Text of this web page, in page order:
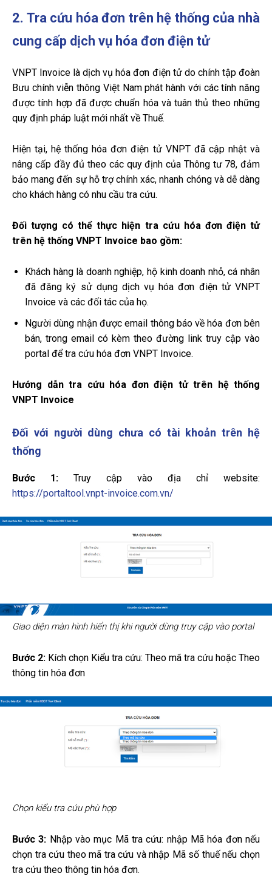
2. Tra cứu hóa đơn trên hệ thống của nhà
cung cấp dịch vụ hóa đơn điện tử
VNPT Invoice là dịch vụ hóa đơn điện tử do chính tập đoàn
Bưu chính viễn thông Việt Nam phát hành với các tính năng
được tính hợp đã được chuẩn hóa và tuân thủ theo những
quy định pháp luật mới nhất về Thuế.
Hiện tại, hệ thống hóa đơn điện tử VNPT đã cập nhật và
nâng cấp đầy đủ theo các quy định của Thông tư 78, đảm
bảo mang đến sự hỗ trợ chính xác, nhanh chóng và dễ dàng
cho khách hàng có nhu cầu tra cứu.
Đối tượng có thể thực hiện tra cứu hóa đơn điện tử
trên hệ thống VNPT Invoice bao gồm:
Khách hàng là doanh nghiệp, hộ kinh doanh nhỏ, cá nhân
đã đăng ký sử dụng dịch vụ hóa đơn điện tử VNPT
Invoice và các đối tác của họ.
Người dùng nhận được email thông báo về hóa đơn bên
bán, trong email có kèm theo đường link truy cập vào
portal để tra cứu hóa đơn VNPT Invoice.
Hướng dẫn tra cứu hóa đơn điện tử trên hệ thống
VNPT Invoice
Đối với người dùng chưa có tài khoản trên hệ
thống
Bước 1: Truy cập vào địa chỉ website:
https://portaltool.vnpt-invoice.com.vn/
Giao diện màn hình hiển thị khi người dùng truy cập vào portal
Bước 2: Kích chọn Kiểu tra cứu: Theo mã tra cứu hoặc Theo
thông tin hóa đơn
Chọn kiểu tra cứu phù hợp
Bước 3: Nhập vào mục Mã tra cứu: nhập Mã hóa đơn nếu
chọn tra cứu theo mã tra cứu và nhập Mã số thuế nếu chọn
tra cứu theo thông tin hóa đơn.